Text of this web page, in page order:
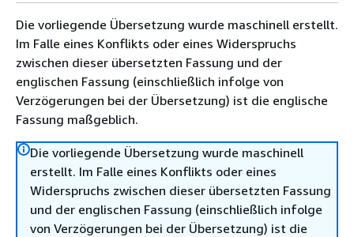
Die vorliegende Übersetzung wurde maschinell erstellt.
Im Falle eines Konflikts oder eines Widerspruchs
zwischen dieser übersetzten Fassung und der
englischen Fassung (einschließlich infolge von
Verzögerungen bei der Übersetzung) ist die englische
Fassung maßgeblich.
Die vorliegende Übersetzung wurde maschinell
erstellt. Im Falle eines Konflikts oder eines
Widerspruchs zwischen dieser übersetzten Fassung
und der englischen Fassung (einschließlich infolge
von Verzögerungen bei der Übersetzung) ist die